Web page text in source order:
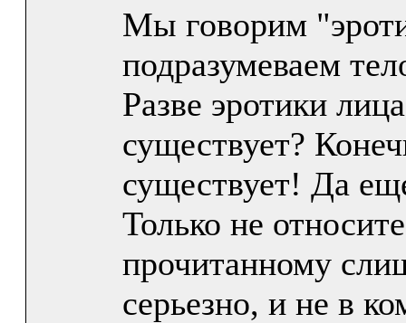
Мы говорим
подразумеваем
Разве эротики
существует?
существует! Да
Только не
прочитанному
серьезно, и не в